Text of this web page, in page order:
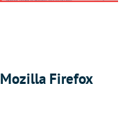
Mozilla Firefox